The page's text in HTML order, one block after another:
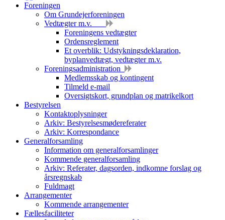
Foreningen
Om Grundejerforeningen
Vedtægter m.v.
Foreningens vedtægter
Ordensreglement
Et overblik: Udstykningsdeklaration,
byplanvedtægt, vedtægter m.v.
Foreningsadministration
Medlemsskab og kontingent
Tilmeld e-mail
Oversigtskort, grundplan og matrikelkort
Bestyrelsen
Kontaktoplysninger
Arkiv: Bestyrelsesmødereferater
Arkiv: Korrespondance
Generalforsamling
Information om generalforsamlinger
Kommende generalforsamling
Arkiv: Referater, dagsorden, indkomne forslag og
årsregnskab
Fuldmagt
Arrangementer
Kommende arrangementer
Fællesfaciliteter